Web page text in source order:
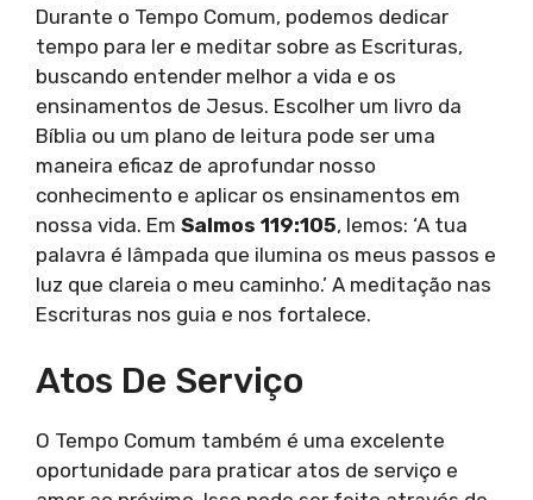
Durante o Tempo Comum, podemos dedicar
tempo para ler e meditar sobre as Escrituras,
buscando entender melhor a vida e os
ensinamentos de Jesus. Escolher um livro da
Bíblia ou um plano de leitura pode ser uma
maneira eficaz de aprofundar nosso
conhecimento e aplicar os ensinamentos em
nossa vida. Em Salmos 119:105, lemos: ‘A tua
palavra é lâmpada que ilumina os meus passos e
luz que clareia o meu caminho.’ A meditação nas
Escrituras nos guia e nos fortalece.
Atos De Serviço
O Tempo Comum também é uma excelente
oportunidade para praticar atos de serviço e